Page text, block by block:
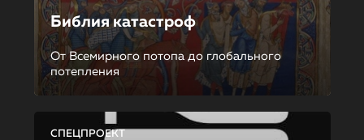
Библия катастроф
От Всемирного потопа до глобального
потепления
СПЕЦПРОЕКТ